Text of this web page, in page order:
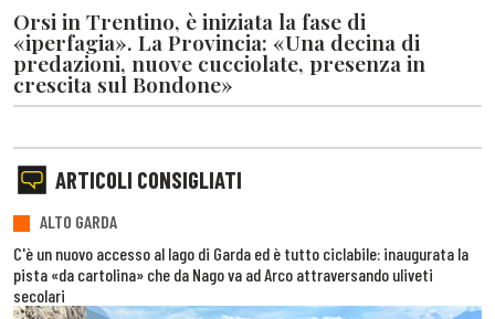
Orsi in Trentino, è iniziata la fase di
«iperfagia». La Provincia: «Una decina di
predazioni, nuove cucciolate, presenza in
crescita sul Bondone»
ARTICOLI CONSIGLIATI
ALTO GARDA
C'è un nuovo accesso al lago di Garda ed è tutto ciclabile: inaugurata la
pista «da cartolina» che da Nago va ad Arco attraversando uliveti
secolari